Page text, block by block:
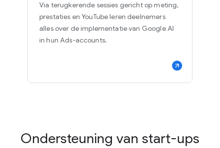
Via terugkerende sessies gericht op meting,
prestaties en YouTube leren deelnemers
alles over de implementatie van Google AI
in hun Ads-accounts.
Ondersteuning van start-ups